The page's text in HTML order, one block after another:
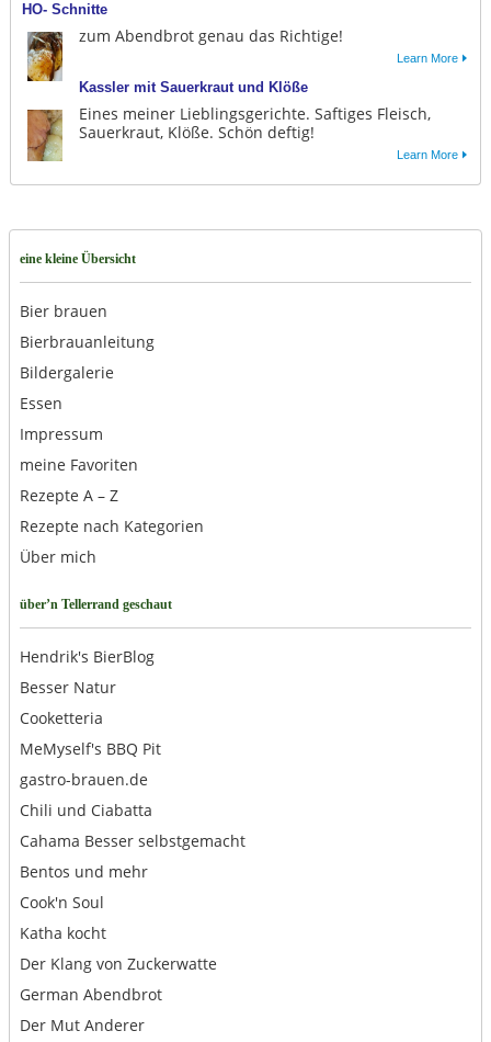
HO- Schnitte
zum Abendbrot genau das Richtige!
Learn More
Kassler mit Sauerkraut und Klöße
Eines meiner Lieblingsgerichte. Saftiges Fleisch,
Sauerkraut, Klöße. Schön deftig!
Learn More
eine kleine Übersicht
Bier brauen
Bierbrauanleitung
Bildergalerie
Essen
Impressum
meine Favoriten
Rezepte A – Z
Rezepte nach Kategorien
Über mich
über’n Tellerrand geschaut
Hendrik's BierBlog
Besser Natur
Cooketteria
MeMyself's BBQ Pit
gastro-brauen.de
Chili und Ciabatta
Cahama Besser selbstgemacht
Bentos und mehr
Cook'n Soul
Katha kocht
Der Klang von Zuckerwatte
German Abendbrot
Der Mut Anderer